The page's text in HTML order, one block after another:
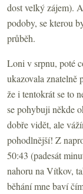
dost velký zájem).
podoby, se kterou
průběh.
Loni v srpnu, poté
ukazovala znatelně
že i tentokrát se to
se pohybuji někde
dobře vidět, ale
pohodlnější! Z
50:43 (padesát
nahoru na Vítkov,
běhání mne baví